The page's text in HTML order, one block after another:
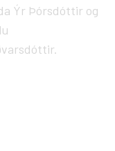
Ýr Þórsdóttir og